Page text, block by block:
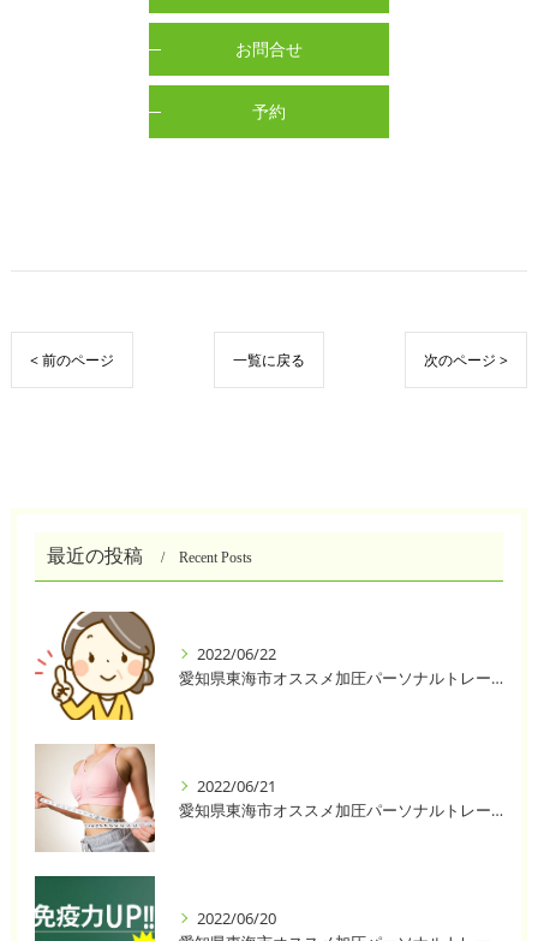
お問合せ
予約
< 前のページ 一覧に戻る 次のページ >
最近の投稿 Recent Posts
2022/06/22
愛知県東海市オススメ加圧パーソナルトレーニングジム One❣️
2022/06/21
愛知県東海市オススメ加圧パーソナルトレーニングジム One❣️
2022/06/20